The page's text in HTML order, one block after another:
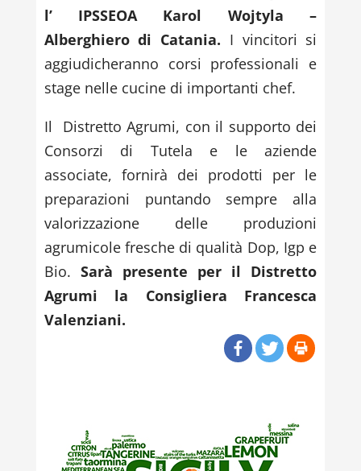
l’ IPSSEOA Karol Wojtyla –
Alberghiero di Catania. I vincitori si
aggiudicheranno corsi professionali e
stage nelle cucine di importanti chef.
Il Distretto Agrumi, con il supporto dei
Consorzi di Tutela e le aziende
associate, fornirà dei prodotti per le
preparazioni puntando sempre alla
valorizzazione delle produzioni
agrumicole fresche di qualità Dop, Igp e
Bio. Sarà presente per il Distretto
Agrumi la Consigliera Francesca
Valenziani.